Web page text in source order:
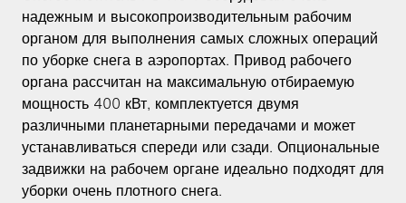
надежным и высокопроизводительным рабочим
органом для выполнения самых сложных операций
по уборке снега в аэропортах. Привод рабочего
органа рассчитан на максимальную отбираемую
мощность 400 кВт, комплектуется двумя
различными планетарными передачами и может
устанавливаться спереди или сзади. Опциональные
задвижки на рабочем органе идеально подходят для
уборки очень плотного снега.